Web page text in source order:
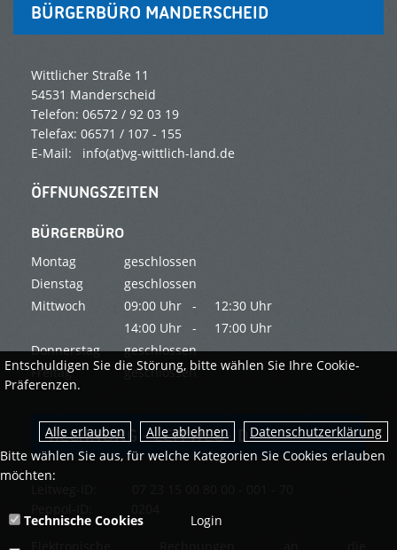
BÜRGERBÜRO MANDERSCHEID
Wittlicher Straße 11
54531 Manderscheid
Telefon: 06572 / 92 03 19
Telefax: 06571 / 107 - 155
E-Mail: info(at)vg-wittlich-land.de
ÖFFNUNGSZEITEN
BÜRGERBÜRO
Montag
geschlossen
Dienstag
geschlossen
Mittwoch
09:00 Uhr - 12:30 Uhr
14:00 Uhr -
17:00 Uhr
Donnerstag
geschlossen
Freitag
geschlossen
RECHNUNG - LEITWEG-ID
Entschuldigen Sie die Störung, bitte wählen Sie Ihre Cookie-
Präferenzen.
Datenschutzerklärung
Bitte wählen Sie aus, für welche Kategorien Sie Cookies erlauben
möchten:
Technische Cookies Login